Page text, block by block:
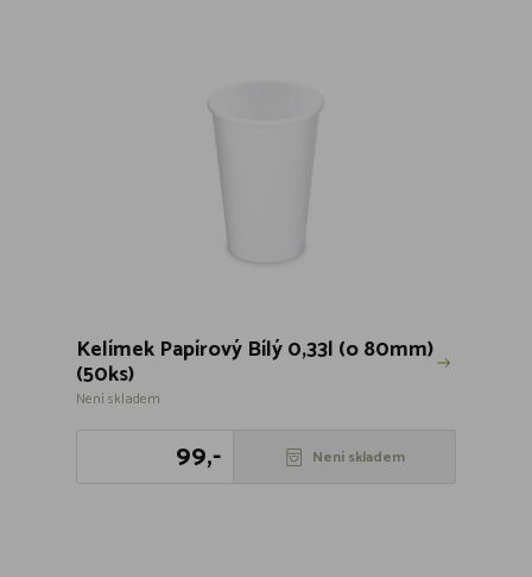
Kelímek Papírový Bílý 0,33l (o 80mm)
(50ks)
Není skladem
99,- Není skladem